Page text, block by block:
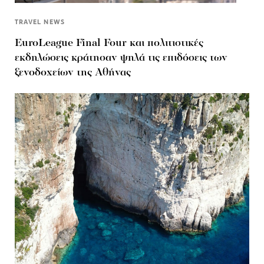
TRAVEL NEWS
EuroLeague Final Four και πολιτιστικές
εκδηλώσεις κράτησαν ψηλά τις επιδόσεις των
ξενοδοχείων της Αθήνας